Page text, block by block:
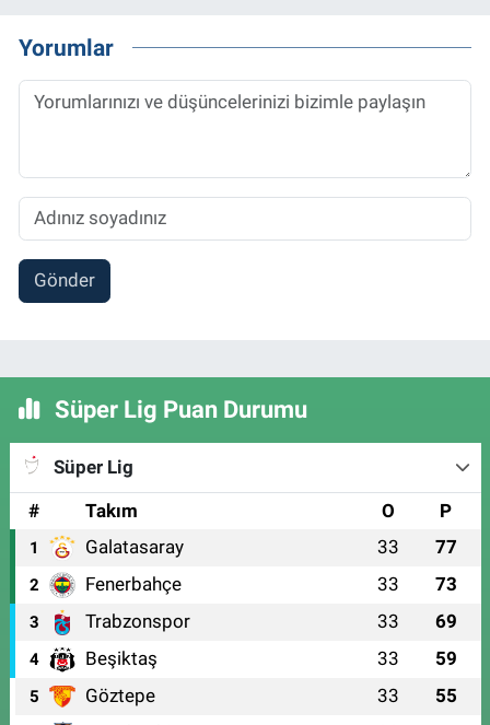
Yorumlar
Gönder
Süper Lig Puan Durumu
Süper Lig
#
Takım O P
1 Galatasaray 33 77
2 Fenerbahçe 33 73
3 Trabzonspor 33 69
4 Beşiktaş 33 59
5 Göztepe 33 55